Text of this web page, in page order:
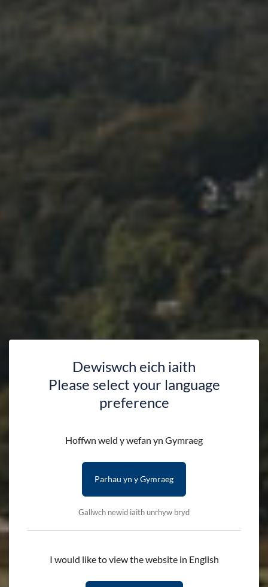
Dewiswch eich iaith
Please select your language
preference
Hoffwn weld y wefan yn Gymraeg
Parhau yn y Gymraeg
Gallwch newid iaith unrhyw bryd
I would like to view the website in English